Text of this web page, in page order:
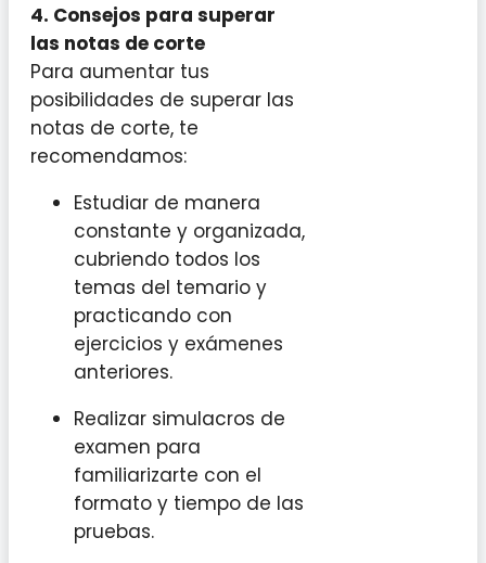
4. Consejos para superar
las notas de corte
Para aumentar tus
posibilidades de superar las
notas de corte, te
recomendamos:
Estudiar de manera
constante y organizada,
cubriendo todos los
temas del temario y
practicando con
ejercicios y exámenes
anteriores.
Realizar simulacros de
examen para
familiarizarte con el
formato y tiempo de las
pruebas.